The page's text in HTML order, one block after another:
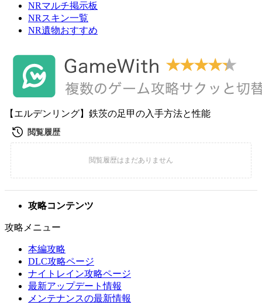
NRマルチ掲示板
NRスキン一覧
NR遺物おすすめ
【エルデンリング】鉄茨の足甲の入手方法と性能
攻略コンテンツ
攻略メニュー
本編攻略
DLC攻略ページ
ナイトレイン攻略ページ
最新アップデート情報
メンテナンスの最新情報